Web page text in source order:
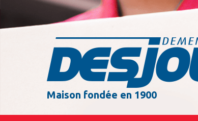
Maison fondée en 1900